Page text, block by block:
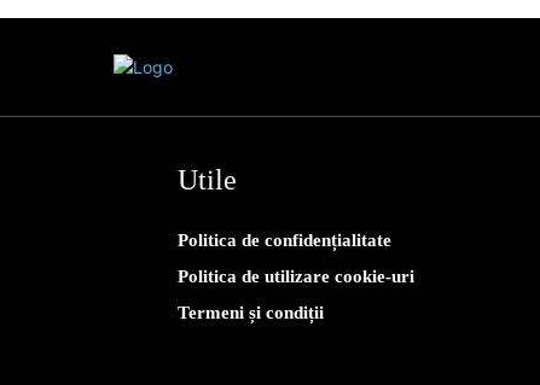
Utile
Politica de confidențialitate
Politica de utilizare cookie-uri
Termeni și condiții